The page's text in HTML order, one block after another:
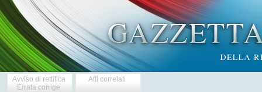
Avviso di rettifica
Errata corrige
Atti correlati